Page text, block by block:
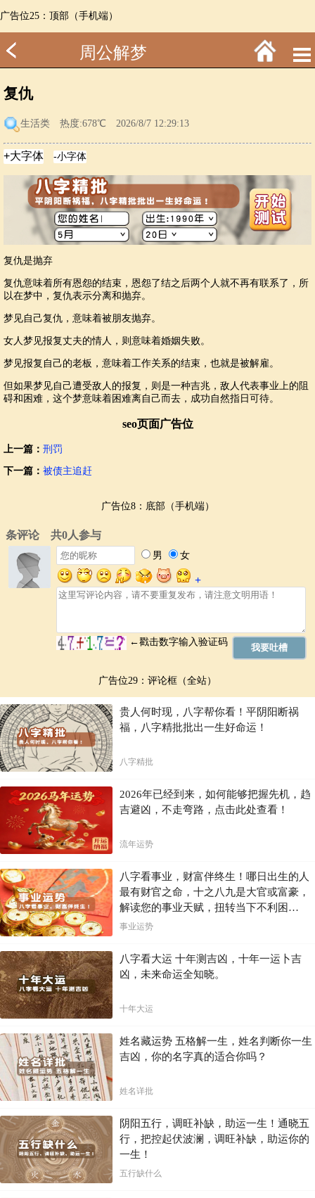
广告位25：顶部（手机端）
周公解梦
复仇
生活类 热度:678℃ 2026/8/7 12:29:13
复仇是抛弃
复仇意味着所有恩怨的结束，恩怨了结之后两个人就不再有联系了，所
以在梦中，复仇表示分离和抛弃。
梦见自己复仇，意味着被朋友抛弃。
女人梦见报复丈夫的情人，则意味着婚姻失败。
梦见报复自己的老板，意味着工作关系的结束，也就是被解雇。
但如果梦见自己遭受敌人的报复，则是一种吉兆，敌人代表事业上的阻
碍和困难，这个梦意味着困难离自己而去，成功自然指日可待。
seo页面广告位
上一篇： 刑罚
下一篇： 被债主追赶
广告位8：底部（手机端）
广告位29：评论框（全站）
贵人何时现，八字帮你看！平阴阳断祸
福，八字精批批出一生好命运！
八字精批
2026年已经到来，如何能够把握先机，趋
吉避凶，不走弯路，点击此处查看！
流年运势
八字看事业，财富伴终生！哪日出生的人
最有财官之命，十之八九是大官或富豪，
解读您的事业天赋，扭转当下不利困
局！！
事业运势
八字看大运 十年测吉凶，十年一运卜吉
凶，未来命运全知晓。
十年大运
姓名藏运势 五格解一生，姓名判断你一生
吉凶，你的名字真的适合你吗？
姓名详批
阴阳五行，调旺补缺，助运一生！通晓五
行，把控起伏波澜，调旺补缺，助运你的
一生！
五行缺什么